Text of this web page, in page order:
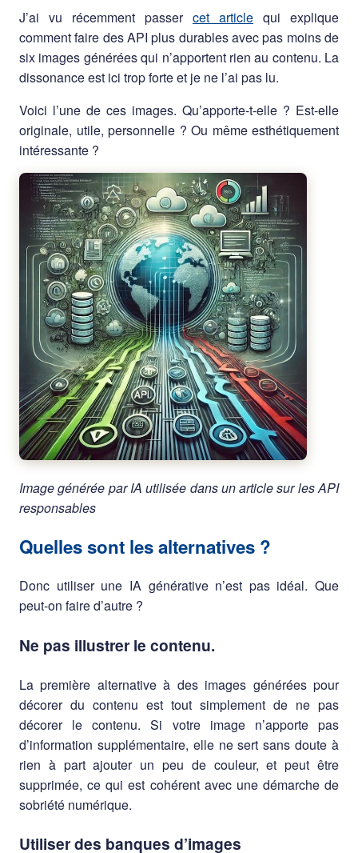
J’ai vu récemment passer cet article qui explique
comment faire des API plus durables avec pas moins de
six images générées qui n’apportent rien au contenu. La
dissonance est ici trop forte et je ne l’ai pas lu.
Voici l’une de ces images. Qu’apporte-t-elle ? Est-elle
originale, utile, personnelle ? Ou même esthétiquement
intéressante ?
Image générée par IA utilisée dans un article sur les API
responsables
Quelles sont les alternatives ?
Donc utiliser une IA générative n’est pas idéal. Que
peut-on faire d’autre ?
Ne pas illustrer le contenu.
La première alternative à des images générées pour
décorer du contenu est tout simplement de ne pas
décorer le contenu. Si votre image n’apporte pas
d’information supplémentaire, elle ne sert sans doute à
rien à part ajouter un peu de couleur, et peut être
supprimée, ce qui est cohérent avec une démarche de
sobriété numérique.
Utiliser des banques d’images